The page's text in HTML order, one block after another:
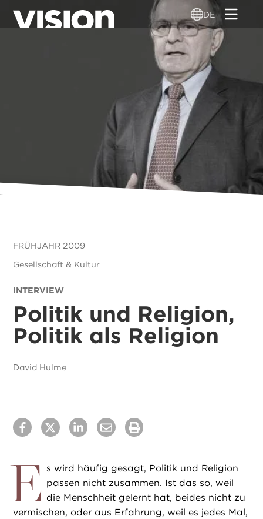
Direkt
zum
DE
FRÜHJAHR 2009
Gesellschaft & Kultur
INTERVIEW
Politik und Religion,
Politik als Religion
David Hulme
E s wird häufig gesagt, Politik und Religion
passen nicht zusammen. Ist das so, weil
die Menschheit gelernt hat, beides nicht zu
vermischen, oder aus Erfahrung, weil es jedes Mal,